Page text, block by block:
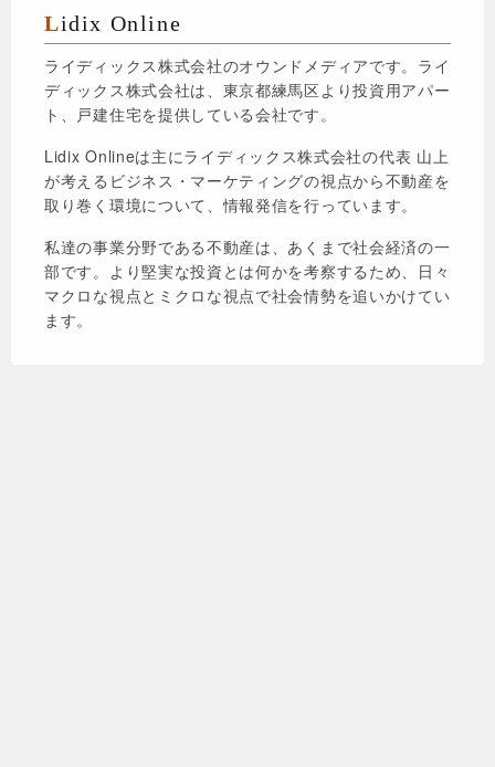
Lidix Online
ライディックス株式会社のオウンドメディアです。ライ
ディックス株式会社は、東京都練馬区より投資用アパー
ト、戸建住宅を提供している会社です。
Lidix Onlineは主にライディックス株式会社の代表 山上
が考えるビジネス・マーケティングの視点から不動産を
取り巻く環境について、情報発信を行っています。
私達の事業分野である不動産は、あくまで社会経済の一
部です。より堅実な投資とは何かを考察するため、日々
マクロな視点とミクロな視点で社会情勢を追いかけてい
ます。